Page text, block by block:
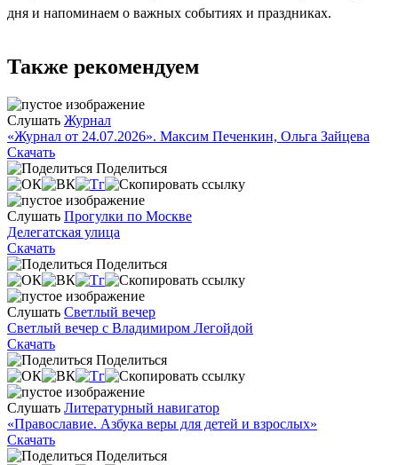
дня и напоминаем о важных событиях и праздниках.
Также рекомендуем
Слушать Журнал
«Журнал от 24.07.2026». Максим Печенкин, Ольга Зайцева
Скачать
Поделиться
Слушать Прогулки по Москве
Делегатская улица
Скачать
Поделиться
Слушать Светлый вечер
Светлый вечер с Владимиром Легойдой
Скачать
Поделиться
Слушать Литературный навигатор
«Православие. Азбука веры для детей и взрослых»
Скачать
Поделиться